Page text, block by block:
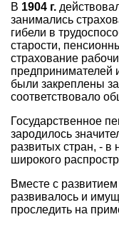
В 1904 г.
занимались
гибели в
старости,
страхование
предпринимателей
были закреплены
соответствовало
Государственное
зародилось
развитых стран, - в
широкого
Вместе с
развивалось и
проследить на